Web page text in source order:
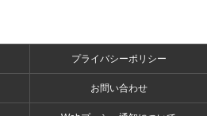
プライバシーポリシー
お問い合わせ